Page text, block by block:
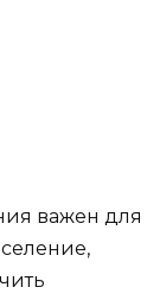
важен для